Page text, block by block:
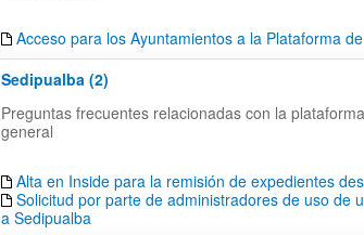
Acceso para los Ayuntamientos a la Plataforma
Sedipualba (2)
Preguntas frecuentes relacionadas con la
general
Alta en Inside para la remisión de expedientes
Solicitud por parte de administradores de uso de
a Sedipualba